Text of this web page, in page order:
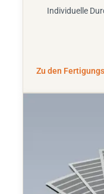
Individuelle
Zu den